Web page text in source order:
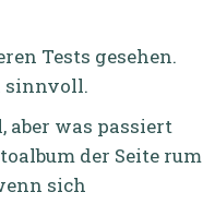
Tests gesehen.
sinnvoll.
aber was passiert
der Seite rum
sich